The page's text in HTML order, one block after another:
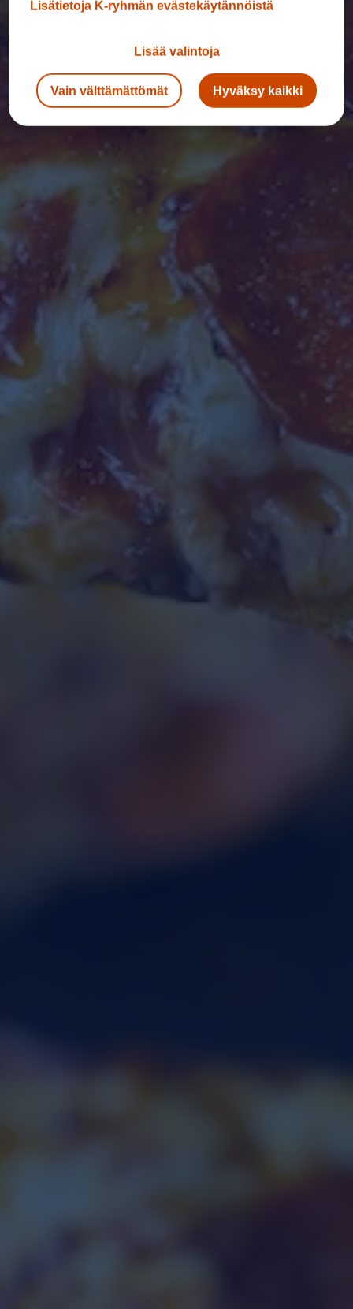
Lisätietoja K-ryhmän evästekäytännöistä
Lisää valintoja
Vain välttämättömät Hyväksy kaikki